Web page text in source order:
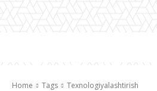
Home Tags Texnologiyalashtirish